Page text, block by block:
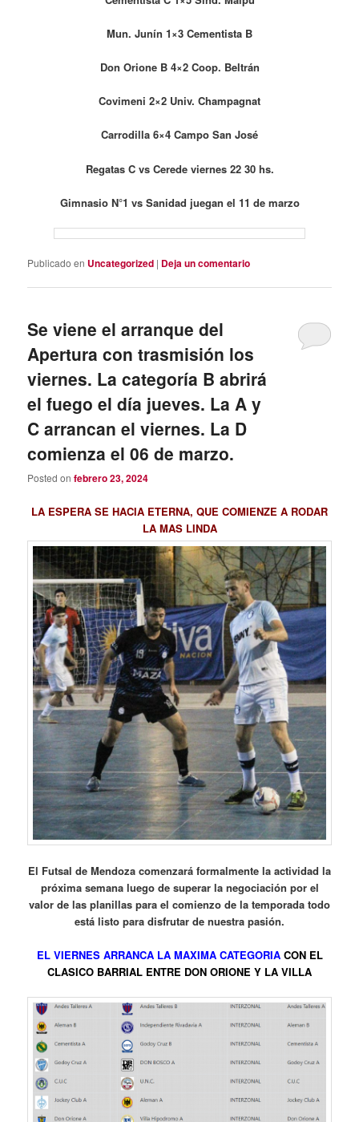
Mun. Junín 1×3 Cementista B
Don Orione B 4×2 Coop. Beltrán
Covimeni 2×2 Univ. Champagnat
Carrodilla 6×4 Campo San José
Regatas C vs Cerede viernes 22 30 hs.
Gimnasio N°1 vs Sanidad juegan el 11 de marzo
Publicado en Uncategorized | Deja un comentario
Se viene el arranque del
Apertura con trasmisión los
viernes. La categoría B abrirá
el fuego el día jueves. La A y
C arrancan el viernes. La D
comienza el 06 de marzo.
Posted onfebrero 23, 2024
LA ESPERA SE HACIA ETERNA, QUE COMIENZE A RODAR
LA MAS LINDA
El Futsal de Mendoza comenzará formalmente la actividad la
próxima semana luego de superar la negociación por el
valor de las planillas para el comienzo de la temporada todo
está listo para disfrutar de nuestra pasión.
EL VIERNES ARRANCA LA MAXIMA CATEGORIACON EL
CLASICO BARRIAL ENTRE DON ORIONE Y LA VILLA